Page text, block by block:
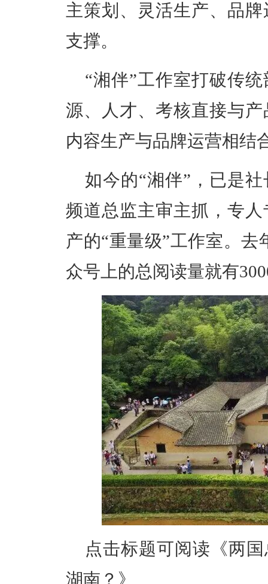
主策划、灵活生产、品
支撑。
“湘伴”工作室打破传
源、人才、考核直接与
内容生产与品牌运营相结
如今的“湘伴”，已是
频道总监主审主抓，专
产的“重量级”工作室。去
众号上的总阅读量就有
点击标题可阅读 《两
湖南？ 》